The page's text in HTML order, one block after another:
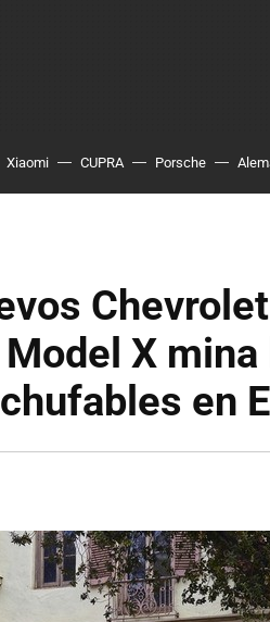
Xiaomi CUPRA Porsche
X mina
en